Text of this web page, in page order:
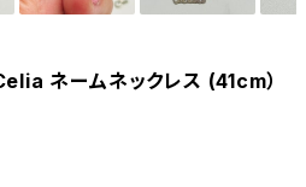
ネームネックレス (41cm）